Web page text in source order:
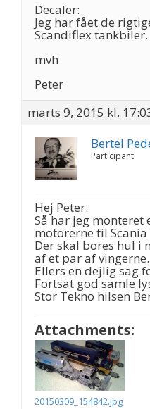
Decaler:
Jeg har fået de
Scandiflex tankbiler.
mvh
Peter
marts 9, 2015 kl.
Bertel
Participant
Hej Peter.
Så har jeg monteret
motorerne til Scania
Der skal bores hul i
af et par af vingerne.
Ellers en dejlig sag
Fortsat god samle
Stor Tekno hilsen
Attachments:
20150309_154842.jpg